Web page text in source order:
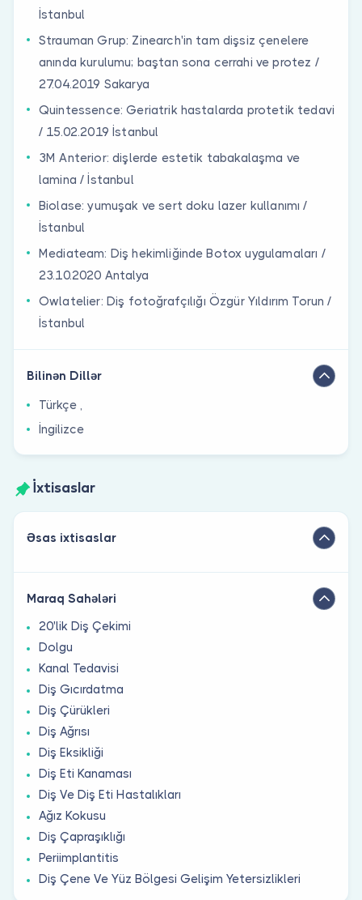
İstanbul
Strauman Grup: Zinearch'in tam dişsiz çenelere
anında kurulumu; baştan sona cerrahi ve protez /
27.04.2019 Sakarya
Quintessence: Geriatrik hastalarda protetik tedavi
/ 15.02.2019 İstanbul
3M Anterior: dişlerde estetik tabakalaşma ve
lamina / İstanbul
Biolase: yumuşak ve sert doku lazer kullanımı /
İstanbul
Mediateam: Diş hekimliğinde Botox uygulamaları /
23.10.2020 Antalya
Owlatelier: Diş fotoğrafçılığı Özgür Yıldırım Torun /
İstanbul
Bilinən Dillər
Türkçe ,
İngilizce
İxtisaslar
Əsas ixtisaslar
Maraq Sahələri
20'lik Diş Çekimi
Dolgu
Kanal Tedavisi
Diş Gıcırdatma
Diş Çürükleri
Diş Ağrısı
Diş Eksikliği
Diş Eti Kanaması
Diş Ve Diş Eti Hastalıkları
Ağız Kokusu
Diş Çapraşıklığı
Periimplantitis
Diş Çene Ve Yüz Bölgesi Gelişim Yetersizlikleri